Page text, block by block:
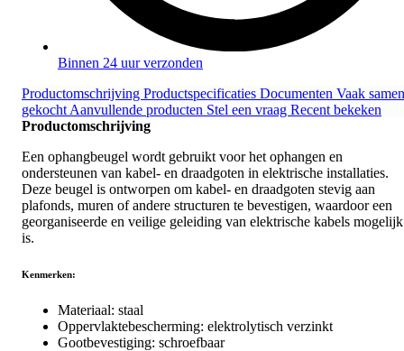
Binnen 24 uur verzonden
Productomschrijving Productspecificaties Documenten Vaak samen
gekocht Aanvullende producten Stel een vraag Recent bekeken
Productomschrijving
Een ophangbeugel wordt gebruikt voor het ophangen en
ondersteunen van kabel- en draadgoten in elektrische installaties.
Deze beugel is ontworpen om kabel- en draadgoten stevig aan
plafonds, muren of andere structuren te bevestigen, waardoor een
georganiseerde en veilige geleiding van elektrische kabels mogelijk
is.
Kenmerken:
Materiaal: staal
Oppervlaktebescherming: elektrolytisch verzinkt
Gootbevestiging: schroefbaar